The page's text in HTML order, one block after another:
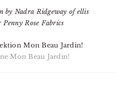
Mon Beau Jardin!
Mon Beau Jardin!